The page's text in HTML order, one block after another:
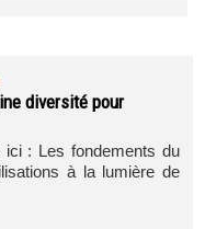
diversité pour
ici : Les fondements du
à la lumière de